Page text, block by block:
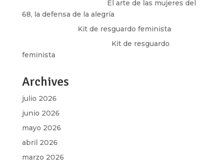
El arte de las mujeres del
68, la defensa de la alegría
Kit de resguardo feminista
Kit de resguardo
feminista
Archives
julio 2026
junio 2026
mayo 2026
abril 2026
marzo 2026